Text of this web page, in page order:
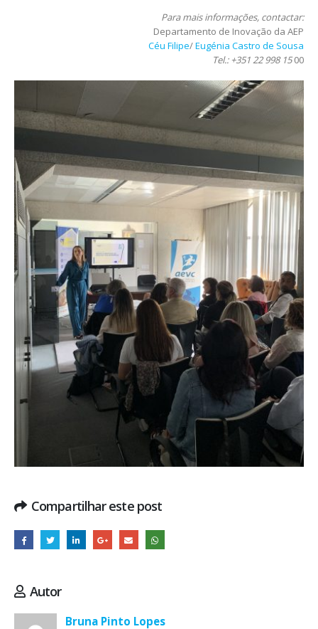
Para mais informações, contactar:
Departamento de Inovação da AEP
Céu Filipe/Eugénia Castro de Sousa
Tel.: +351 22 998 1500
Compartilhar este post
Autor
Bruna Pinto Lopes